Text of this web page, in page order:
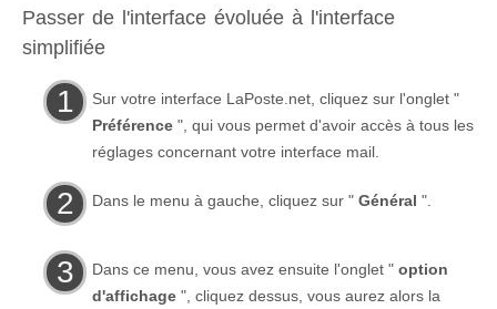
Passer de l'interface évoluée à l'interface
simplifiée
Sur votre interface LaPoste.net, cliquez sur l'onglet "
Préférence ", qui vous permet d'avoir accès à tous les
réglages concernant votre interface mail.
Dans le menu à gauche, cliquez sur " Général ".
Dans ce menu, vous avez ensuite l'onglet " option
d'affichage ", cliquez dessus, vous aurez alors la